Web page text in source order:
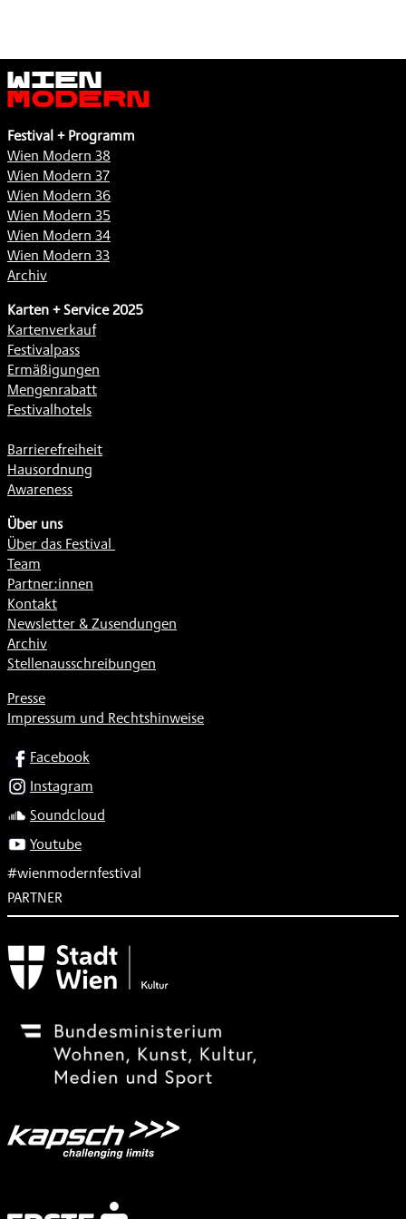
Wien
Modern
Festival + Programm
Wien Modern 38
Wien Modern 37
Wien Modern 36
Wien Modern 35
Wien Modern 34
Wien Modern 33
Archiv
Karten + Service 2025
Kartenverkauf
Festivalpass
Ermäßigungen
Mengenrabatt
Festivalhotels
Barrierefreiheit
Hausordnung
Awareness
Über uns
Über das Festival
Team
Partner:innen
Kontakt
Newsletter & Zusendungen
Archiv
Stellenausschreibungen
Presse
Impressum und Rechtshinweise
SOCIALFacebook
Instagram
Soundcloud
Youtube
#wienmodernfestival
PARTNER
Subventionsgeber